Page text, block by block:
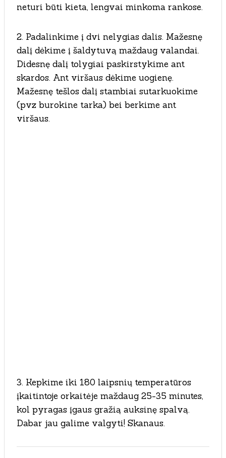
neturi būti kieta, lengvai minkoma rankose.
2. Padalinkime į dvi nelygias dalis. Mažesnę
dalį dėkime į šaldytuvą maždaug valandai.
Didesnę dalį tolygiai paskirstykime ant
skardos. Ant viršaus dėkime uogienę.
Mažesnę tešlos dalį stambiai sutarkuokime
(pvz burokine tarka) bei berkime ant
viršaus.
3. Kepkime iki 180 laipsnių temperatūros
įkaitintoje orkaitėje maždaug 25-35 minutes,
kol pyragas įgaus gražią auksinę spalvą.
Dabar jau galime valgyti! Skanaus.